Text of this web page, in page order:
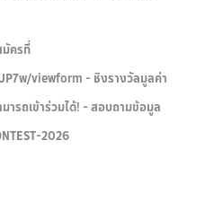
ครที่
viewform - ชิงรางวัลมูลค่า
ารถเข้าร่วมได้! - สอบถามข้อมูล
2026